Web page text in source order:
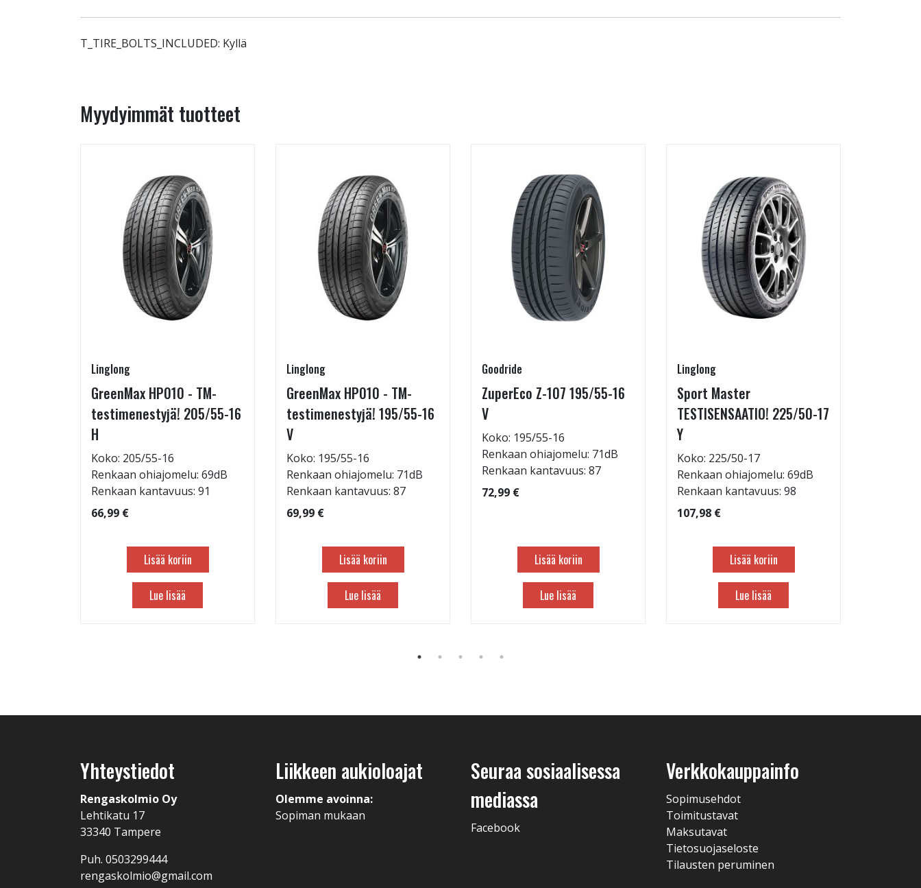
T_TIRE_BOLTS_INCLUDED: Kyllä
Myydyimmät tuotteet
Linglong
GreenMax HP010 - TM-
testimenestyjä! 205/55-16
H
Koko: 205/55-16
Renkaan ohiajomelu: 69dB
Renkaan kantavuus: 91
66,99 €
Lisää koriin
Lue lisää
Linglong
GreenMax HP010 - TM-
testimenestyjä! 195/55-16
V
Koko: 195/55-16
Renkaan ohiajomelu: 71dB
Renkaan kantavuus: 87
69,99 €
Lisää koriin
Lue lisää
Goodride
ZuperEco Z-107 195/55-16
V
Koko: 195/55-16
Renkaan ohiajomelu: 71dB
Renkaan kantavuus: 87
72,99 €
Lisää koriin
Lue lisää
Linglong
Sport Master
TESTISENSAATIO! 225/50-17
Y
Koko: 225/50-17
Renkaan ohiajomelu: 69dB
Renkaan kantavuus: 98
107,98 €
Lisää koriin
Lue lisää
Yhteystiedot
Rengaskolmio Oy
Lehtikatu 17
33340 Tampere
Puh. 0503299444
rengaskolmio@gmail.com
Liikkeen aukioloajat
Olemme avoinna:
Sopiman mukaan
Seuraa sosiaalisessa
mediassa
Facebook
Verkkokauppainfo
Sopimusehdot
Toimitustavat
Maksutavat
Tietosuojaseloste
Tilausten peruminen